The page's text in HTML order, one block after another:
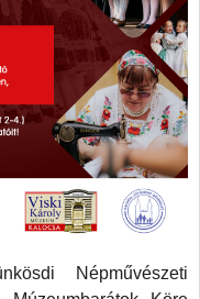
Népművészeti